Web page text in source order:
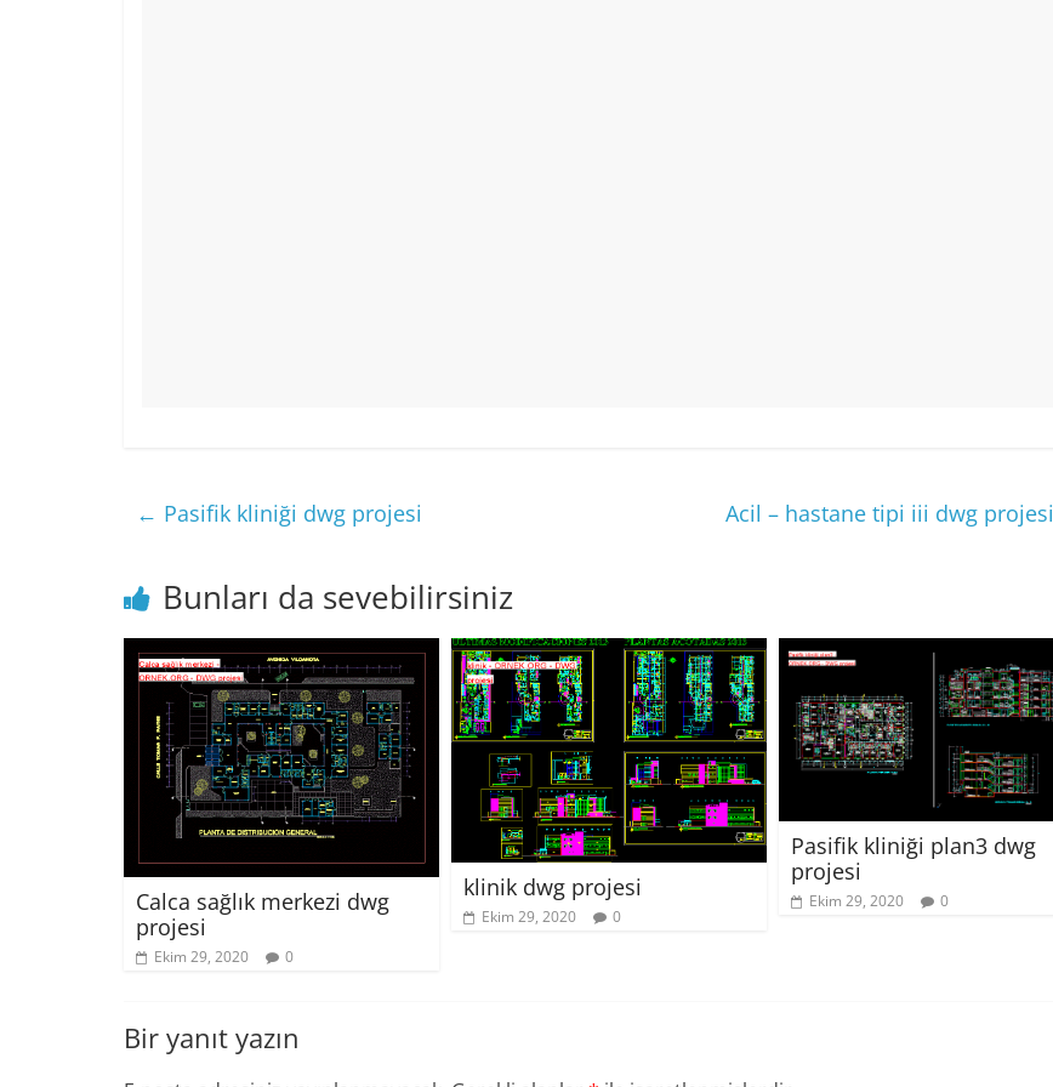
← Pasifik kliniği dwg projesi Acil – hastane tipi iii dwg projesi
Bunları da sevebilirsiniz
Calca sağlık merkezi dwg
projesi
Ekim 29, 2020 0
klinik dwg projesi
Ekim 29, 2020 0
Pasifik kliniği plan3 dwg
projesi
Ekim 29, 2020 0
Bir yanıt yazın